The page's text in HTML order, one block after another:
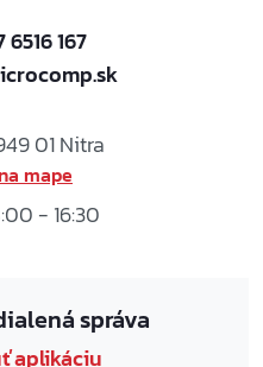
6516 167
01 Nitra
mape
- 16:30
správa
aplikáciu